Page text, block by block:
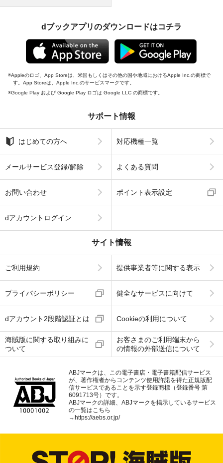
dブックアプリのダウンロードはコチラ
Appleのロゴ、App Storeは、米国もしくはその他の国や地域におけるApple Inc.の商標で
す。App Storeは、Apple Inc.のサービスマークです。
Google Play および Google Play ロゴは Google LLC の商標です。
サポート情報
はじめての方へ 対応機種一覧
メールサービス登録/解除 よくある質問
お問い合わせ ポイント表示設定
dアカウントログイン
サイト情報
ご利用規約 提供事業者等に関する表示
プライバシーポリシー 健全なサービスに向けて
dアカウント2段階認証とは Cookieの利用について
海賊版に関する取り組みに
ついて
お客さまのご利用端末から
の情報の外部送信について
ABJマークは、この電子書店・電子書籍配信サービス
が、著作権者からコンテンツ使用許諾を得た正規版配
信サービスであることを示す登録商標（登録番号 第
6091713号）です。
ABJマークの詳細、ABJマークを掲示しているサービス
の一覧はこちら
→ https://aebs.or.jp/